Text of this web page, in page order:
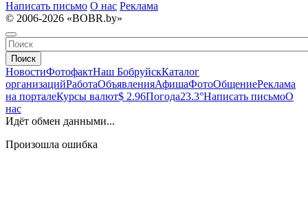
Написать письмо О нас Реклама
© 2006-2026 «BOBR.by»
Поиск
НовостиФотофактНаш БобруйскКаталог
организацийРаботаОбъявленияАфишаФотоОбщениеРеклама
на порталеКурсы валют$ 2.96Погода23.3°Написать письмоО
нас
Идёт обмен данными...
Произошла ошибка